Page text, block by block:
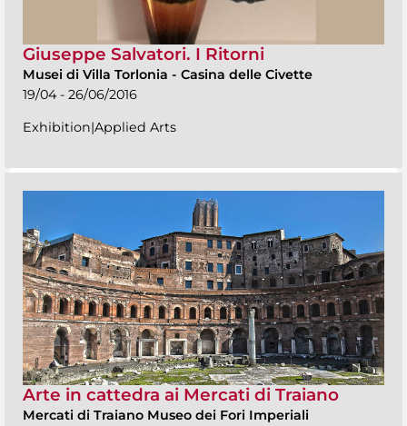
Giuseppe Salvatori. I Ritorni
Musei di Villa Torlonia - Casina delle Civette
19/04 - 26/06/2016
Exhibition|Applied Arts
Arte in cattedra ai Mercati di Traiano
Mercati di Traiano Museo dei Fori Imperiali